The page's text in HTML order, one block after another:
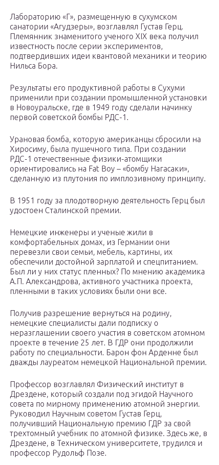
Лабораторию «Г», размещенную в сухумском
санатории «Агудзеры», возглавлял Густав Герц.
Племянник знаменитого ученого XIX века получил
известность после серии экспериментов,
подтвердивших идеи квантовой механики и теорию
Нильса Бора.
Результаты его продуктивной работы в Сухуми
применили при создании промышленной установки
в Новоуральске, где в 1949 году сделали начинку
первой советской бомбы РДС-1.
Урановая бомба, которую американцы сбросили на
Хиросиму, была пушечного типа. При создании
РДС-1 отечественные физики-атомщики
ориентировались на Fat Boy – «бомбу Нагасаки»,
сделанную из плутония по имплозивному принципу.
В 1951 году за плодотворную деятельность Герц был
удостоен Сталинской премии.
Немецкие инженеры и ученые жили в
комфортабельных домах, из Германии они
перевезли свои семьи, мебель, картины, их
обеспечили достойной зарплатой и спецпитанием.
Был ли у них статус пленных? По мнению академика
А.П. Александрова, активного участника проекта,
пленными в таких условиях были они все.
Получив разрешение вернуться на родину,
немецкие специалисты дали подписку о
неразглашении своего участия в советском атомном
проекте в течение 25 лет. В ГДР они продолжили
работу по специальности. Барон фон Арденне был
дважды лауреатом немецкой Национальной премии.
Профессор возглавлял Физический институт в
Дрездене, который создали под эгидой Научного
совета по мирному применению атомной энергии.
Руководил Научным советом Густав Герц,
получивший Национальную премию ГДР за свой
трехтомный учебник по атомной физике. Здесь же, в
Дрездене, в Техническом университете, трудился и
профессор Рудольф Позе.